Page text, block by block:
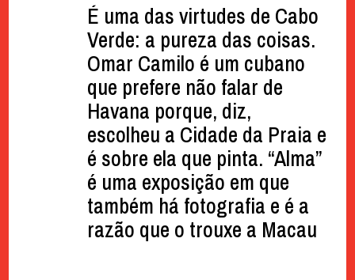
É uma das virtudes de Cabo
Verde: a pureza das coisas.
Omar Camilo é um cubano
que prefere não falar de
Havana porque, diz,
escolheu a Cidade da Praia e
é sobre ela que pinta. “Alma”
é uma exposição em que
também há fotografia e é a
razão que o trouxe a Macau